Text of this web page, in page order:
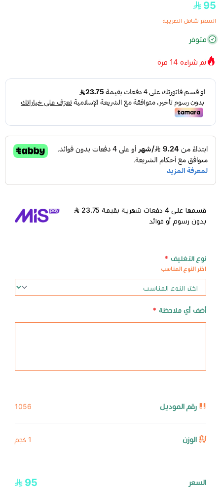
95
السعر شامل الضريبة
متوفر
تم شراءه 14 مرة
قسمها على 4 دفعات شهرية بقيمة 23.75
بدون رسوم أو فوائد
نوع التغليف *
اختر النوع المناسب
أضف أي ملاحظة *
رقم الموديل 1056
الوزن 1 كجم
السعر 95